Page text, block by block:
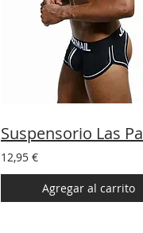
12,95 €
Agregar al carrito